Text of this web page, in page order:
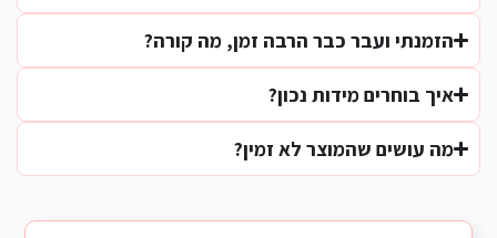
הזמנתי ועבר כבר הרבה זמן, מה קורה?
איך בוחרים מידות נכון?
מה עושים שהמוצר לא זמין?